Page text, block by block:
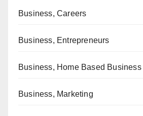
Business, Careers
Business, Entrepreneurs
Business, Home Based Business
Business, Marketing